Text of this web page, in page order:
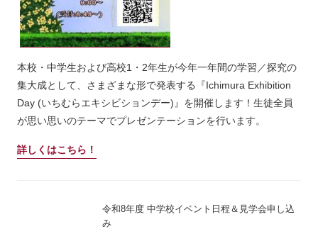
本校・中学生および高校1・2年生が今年一年間の学習／探究の
集大成として、さまざまな形で発表する『Ichimura Exhibition
Day (いちむらエキシビションデー)』を開催します！生徒全員
が思い思いのテーマでプレゼンテーションを行います。
詳しくはこちら！
令和8年度 中学校イベント日程＆見学会申し込
み